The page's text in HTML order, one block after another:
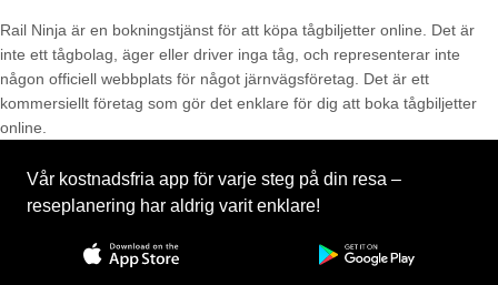
Rail Ninja är en bokningstjänst för att köpa tågbiljetter online. Det är
inte ett tågbolag, äger eller driver inga tåg, och representerar inte
någon officiell webbplats för något järnvägsföretag. Det är ett
kommersiellt företag som gör det enklare för dig att boka tågbiljetter
online.
Vår kostnadsfria app för varje steg på din resa –
reseplanering har aldrig varit enklare!